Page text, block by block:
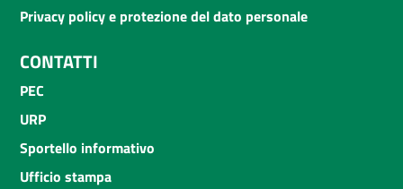
Privacy policy e protezione del dato personale
CONTATTI
PEC
URP
Sportello informativo
Ufficio stampa